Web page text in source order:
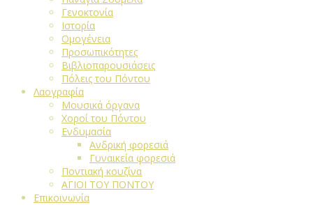
Γενοκτονία
Ιστορία
Ομογένεια
Προσωπικότητες
Βιβλιοπαρουσιάσεις
Πόλεις του Πόντου
Λαογραφία
Μουσικά όργανα
Χοροί του Πόντου
Ενδυμασία
Ανδρική φορεσιά
Γυναικεία φορεσιά
Ποντιακή κουζίνα
ΑΓΙΟΙ ΤΟΥ ΠΟΝΤΟΥ
Επικοινωνία